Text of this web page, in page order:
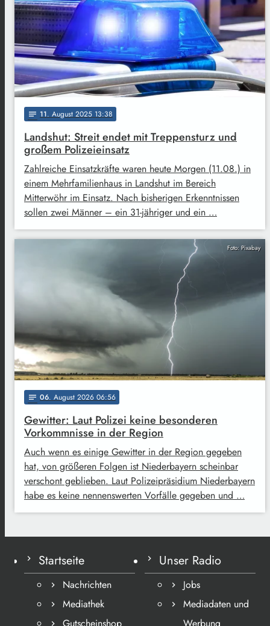
notes 11. August 2025 13:38
Landshut: Streit endet mit Treppensturz und
großem Polizeieinsatz
Zahlreiche Einsatzkräfte waren heute Morgen (11.08.) in
einem Mehrfamilienhaus in Landshut im Bereich
Mitterwöhr im Einsatz. Nach bisherigen Erkenntnissen
sollen zwei Männer – ein 31-jähriger und ein …
Foto: Pixabay
notes 06. August 2026 06:56
Gewitter: Laut Polizei keine besonderen
Vorkommnisse in der Region
Auch wenn es einige Gewitter in der Region gegeben
hat, von größeren Folgen ist Niederbayern scheinbar
verschont geblieben. Laut Polizeipräsidium Niederbayern
habe es keine nennenswerten Vorfälle gegeben und …
Startseite
Nachrichten
Mediathek
Unser Radio
Jobs
Mediadaten und